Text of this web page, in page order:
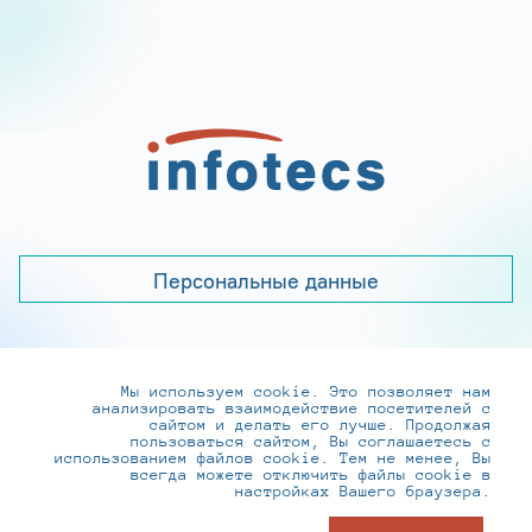
Персональные данные
+7 (495) 737-6192, 8-800-250-0-260
practice@infotecs.ru,hr@infotecs.ru
127273, г. Москва, Отрадная ул., 2Б строение 1
Мы используем cookie. Это позволяет нам
анализировать взаимодействие посетителей с
сайтом и делать его лучше. Продолжая
пользоваться сайтом, Вы соглашаетесь с
использованием файлов cookie. Тем не менее, Вы
всегда можете отключить файлы cookie в
настройках Вашего браузера.